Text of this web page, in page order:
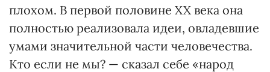
плохом. В первой половине XX века она
полностью реализовала идеи, овладевшие
умами значительной части человечества.
Кто если не мы? — сказал себе «народ